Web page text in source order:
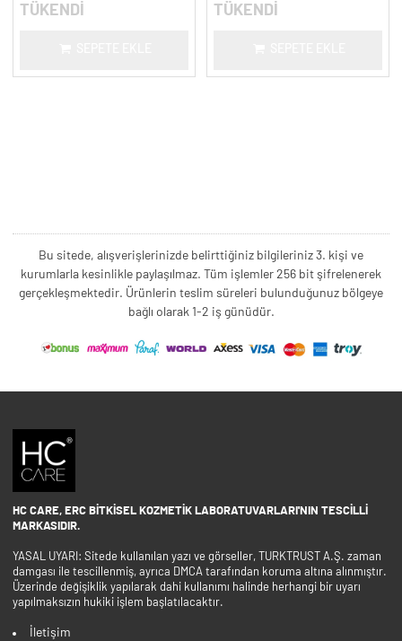
TÜKENDİ TÜKENDİ
Bu sitede, alışverişlerinizde belirttiğiniz bilgileriniz 3. kişi ve
kurumlarla kesinlikle paylaşılmaz. Tüm işlemler 256 bit şifrelenerek
gerçekleşmektedir. Ürünlerin teslim süreleri bulunduğunuz bölgeye
bağlı olarak 1-2 iş günüdür.
HC CARE, ERC BITKISEL KOZMETIK LABORATUVARLARI'NIN TESCILLI
MARKASIDIR.
YASAL UYARI: Sitede kullanılan yazı ve görseller, TURKTRUST A.Ş. zaman
damgası ile tescillenmiş, ayrıca DMCA tarafından koruma altına alınmıştır.
Üzerinde değişiklik yapılarak dahi kullanımı halinde herhangi bir uyarı
yapılmaksızın hukiki işlem başlatılacaktır.
İletişim